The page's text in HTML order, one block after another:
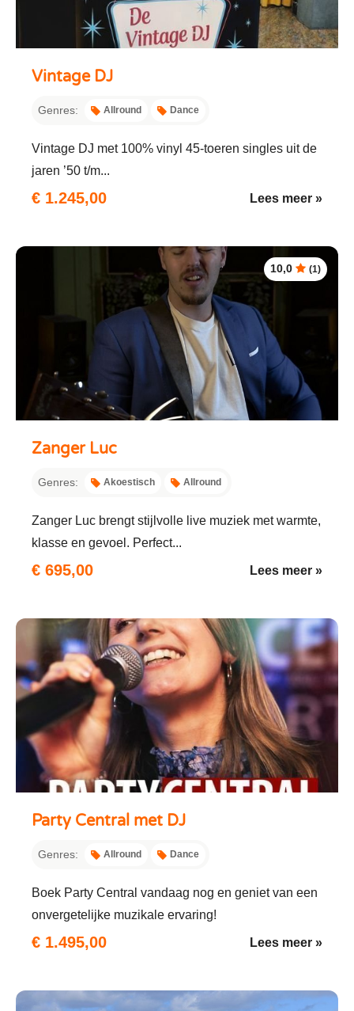
Vintage DJ
Genres: Allround Dance
Vintage DJ met 100% vinyl 45-toeren singles uit de
jaren ’50 t/m...
€ 1.245,00 Lees meer »
10,0 (1)
Zanger Luc
Genres: Akoestisch Allround
Zanger Luc brengt stijlvolle live muziek met warmte,
klasse en gevoel. Perfect...
€ 695,00 Lees meer »
Party Central met DJ
Genres: Allround Dance
Boek Party Central vandaag nog en geniet van een
onvergetelijke muzikale ervaring!
€ 1.495,00 Lees meer »